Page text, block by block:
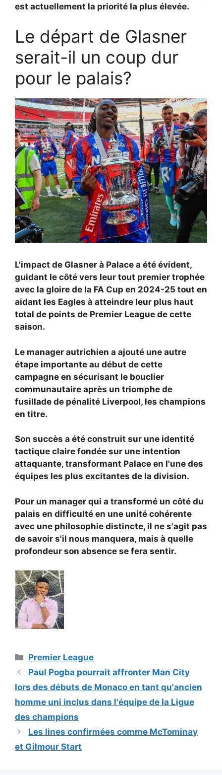
est actuellement la priorité la plus élevée.
Le départ de Glasner
serait-il un coup dur
pour le palais?
L'impact de Glasner à Palace a été évident,
guidant le côté vers leur tout premier trophée
avec la gloire de la FA Cup en 2024-25 tout en
aidant les Eagles à atteindre leur plus haut
total de points de Premier League de cette
saison.
Le manager autrichien a ajouté une autre
étape importante au début de cette
campagne en sécurisant le bouclier
communautaire après un triomphe de
fusillade de pénalité Liverpool, les champions
en titre.
Son succès a été construit sur une identité
tactique claire fondée sur une intention
attaquante, transformant Palace en l'une des
équipes les plus excitantes de la division.
Pour un manager qui a transformé un côté du
palais en difficulté en une unité cohérente
avec une philosophie distincte, il ne s'agit pas
de savoir s'il nous manquera, mais à quelle
profondeur son absence se fera sentir.
Catégories
Premier League
Paul Pogba pourrait affronter Man City
lors des débuts de Monaco en tant qu'ancien
homme uni inclus dans l'équipe de la Ligue
des champions
Les lines confirmées comme McTominay
et Gilmour Start